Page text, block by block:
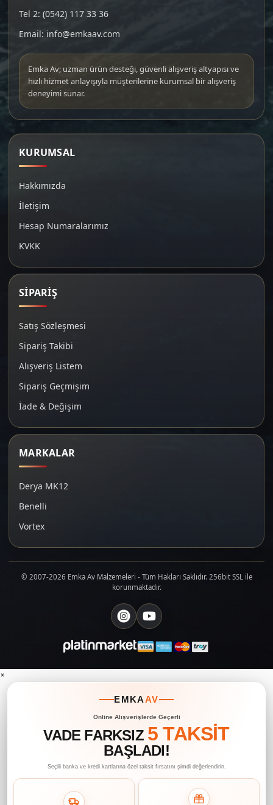
Tel 2: (0542) 117 33 36
Email: info@emkaav.com
Emka Av; uzman ürün desteği, güvenli alışveriş altyapısı ve
hızlı hizmet anlayışıyla müşterilerine kurumsal bir alışveriş
deneyimi sunar.
KURUMSAL
Hakkımızda
İletişim
Hesap Numaralarımız
KVKK
SİPARİŞ
Satış Sözleşmesi
Sipariş Takibi
Alışveriş Listem
Sipariş Geçmişim
İade & Değişim
MARKALAR
Derya MK12
Benelli
Vortex
© 2007-2026 Emka Av Malzemeleri - Tüm Hakları Saklıdır. 256bit SSL ile
korunmaktadır.
×
EMKAAV
Online Alışverişlerde Geçerli
VADE FARKSIZ 5 TAKSİT
BAŞLADI!
Seçili banka ve kredi kartlarına özel taksit fırsatını şimdi değerlendirin.